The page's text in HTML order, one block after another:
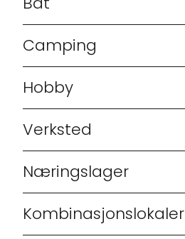
Camping
Hobby
Verksted
Næringslager
Kombinasjonslokaler